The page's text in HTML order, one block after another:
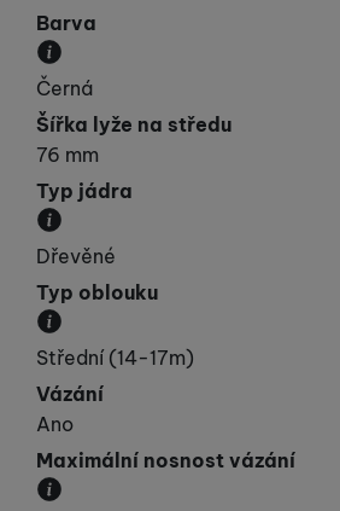
Barva
Převládající barva výrobku.
Černá
Šířka lyže na středu
76 mm
Typ jádra
Materiál, ze kterého je jádro
Dřevěné
Typ oblouku
Přibližná velikost poloměru
Střední (14-17m)
Vázání
Ano
Maximální nosnost vázání